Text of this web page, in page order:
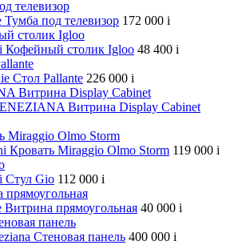
Тумба под телевизор 172 000 i
Кофейный столик Igloo 48 400 i
Стол Pallante 226 000 i
Витрина Display Cabinet
Кровать Miraggio Olmo Storm 119 000 i
Стул Gio 112 000 i
Витрина прямоугольная 40 000 i
Cтеновая панель 400 000 i